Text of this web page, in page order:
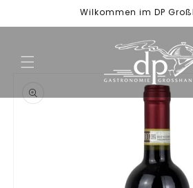
Inhalt
Wilkommen im DP